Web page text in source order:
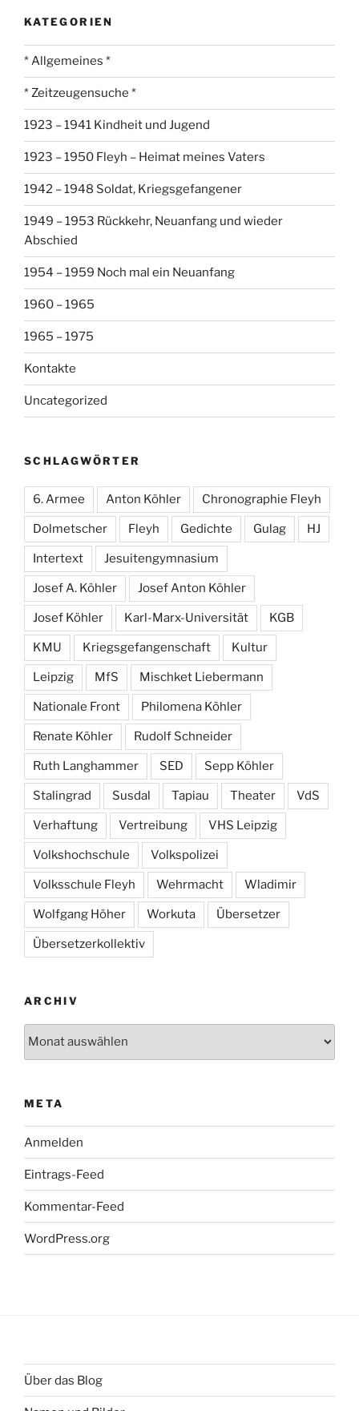
KATEGORIEN
* Allgemeines *
* Zeitzeugensuche *
1923 – 1941 Kindheit und Jugend
1923 – 1950 Fleyh – Heimat meines Vaters
1942 – 1948 Soldat, Kriegsgefangener
1949 – 1953 Rückkehr, Neuanfang und wieder
Abschied
1954 – 1959 Noch mal ein Neuanfang
1960 – 1965
1965 – 1975
Kontakte
Uncategorized
SCHLAGWÖRTER
6. Armee Anton Köhler Chronographie Fleyh
Dolmetscher Fleyh Gedichte Gulag HJ
Intertext Jesuitengymnasium
Josef A. Köhler Josef Anton Köhler
Josef Köhler Karl-Marx-Universität KGB
KMU Kriegsgefangenschaft Kultur
Leipzig MfS Mischket Liebermann
Nationale Front Philomena Köhler
Renate Köhler Rudolf Schneider
Ruth Langhammer SED Sepp Köhler
Stalingrad Susdal Tapiau Theater VdS
Verhaftung Vertreibung VHS Leipzig
Volkshochschule Volkspolizei
Volksschule Fleyh Wehrmacht Wladimir
Wolfgang Höher Workuta Übersetzer
Übersetzerkollektiv
ARCHIV
META
Anmelden
Eintrags-Feed
Kommentar-Feed
WordPress.org
Über das Blog